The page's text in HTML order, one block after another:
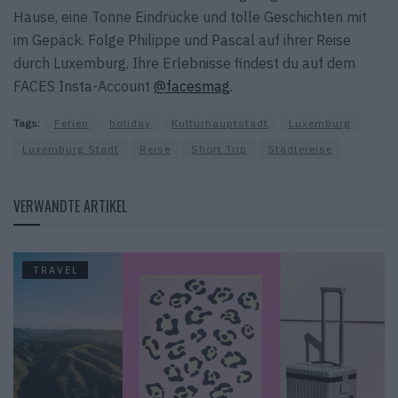
Hause, eine Tonne Eindrücke und tolle Geschichten mit
im Gepäck. Folge Philippe und Pascal auf ihrer Reise
durch Luxemburg. Ihre Erlebnisse findest du auf dem
FACES Insta-Account @facesmag.
Tags: Ferien holiday Kulturhauptstadt
Luxemburg
Luxemburg Stadt
Reise Short Trip Städtereise
VERWANDTE ARTIKEL
TRAVEL